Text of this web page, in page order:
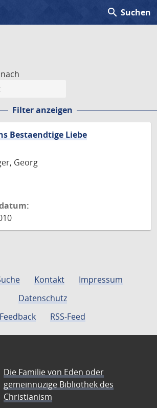
search Suchen
Filter anzeigen
Bestaendtige Liebe
Georg
Kontakt
Impressum
Datenschutz
Feedback
RSS-Feed
Die Familie von Eden oder
gemeinnüzige Bibliothek des
Christianism